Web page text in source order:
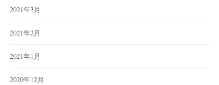
2021年3月
2021年2月
2021年1月
2020年12月